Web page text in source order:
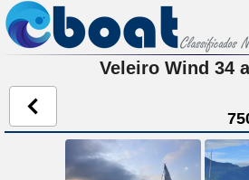
Veleiro Wind 34